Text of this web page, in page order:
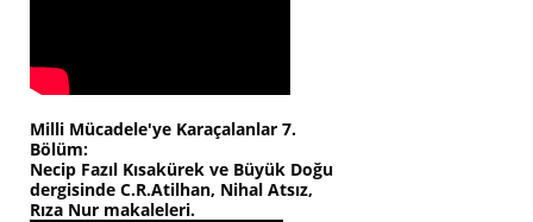
Milli Mücadele'ye Karaçalanlar 7.
Bölüm:
Necip Fazıl Kısakürek ve Büyük Doğu
dergisinde C.R.Atilhan, Nihal Atsız,
Rıza Nur makaleleri.